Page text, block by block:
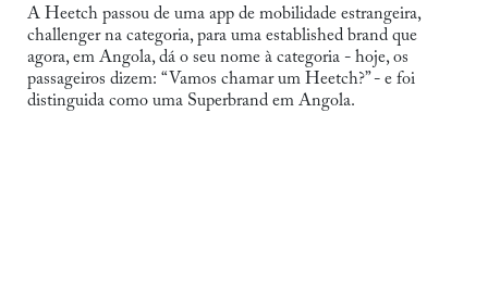
A Heetch passou de uma app de mobilidade estrangeira,
challenger na categoria, para uma established brand que
agora, em Angola, dá o seu nome à categoria - hoje, os
passageiros dizem: “Vamos chamar um Heetch?” - e foi
distinguida como uma Superbrand em Angola.